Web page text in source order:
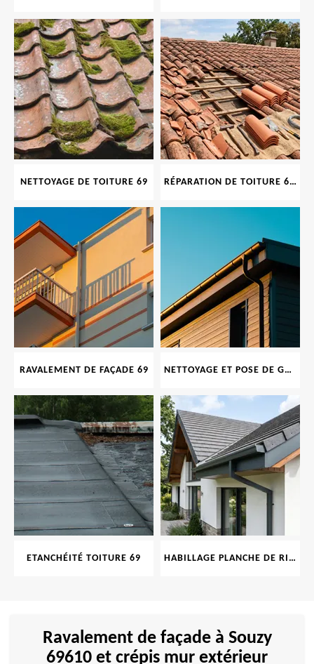
NETTOYAGE DE TOITURE 69 RÉPARATION DE TOITURE 69 RHONE, TUILES CASSÉES OU ABIMÉES
RAVALEMENT DE FAÇADE 69 NETTOYAGE ET POSE DE GOUTTIÈRE 69
ETANCHÉITÉ TOITURE 69 HABILLAGE PLANCHE DE RIVE 69
Ravalement de façade à Souzy
69610 et crépis mur extérieur